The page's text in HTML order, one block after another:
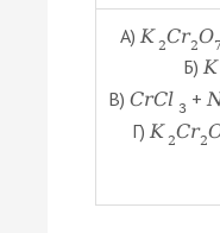
А) K 2Cr2O
Б)K
В)CrCl 3 +
Г) K 2Cr2